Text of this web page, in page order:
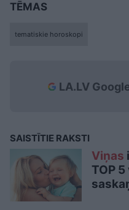
TĒMAS
tematiskie horoskopi
LA.LV
SAISTĪTIE RAKSTI
Viņas
TOP